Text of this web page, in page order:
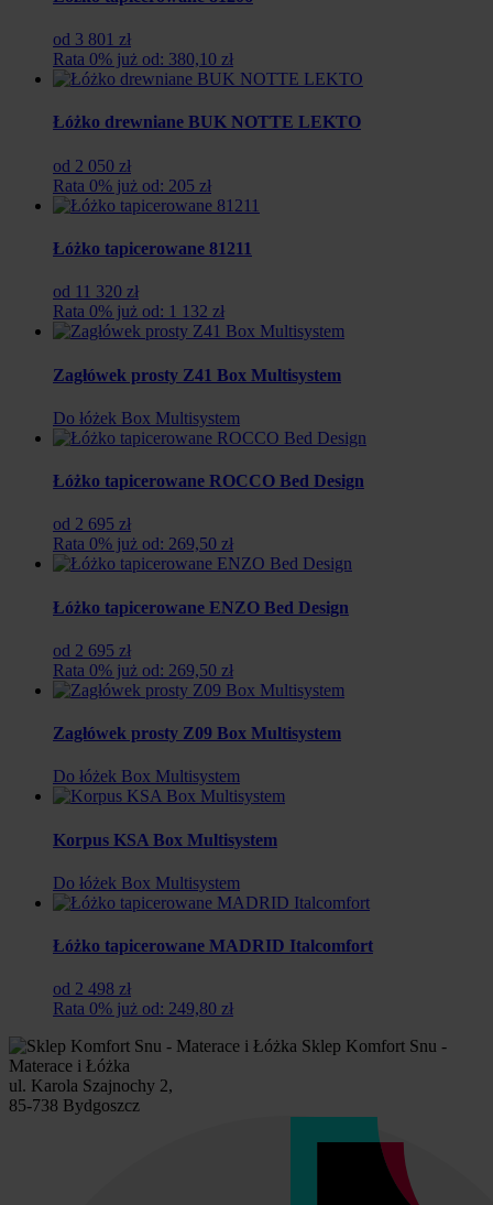
od 3 801 zł
Rata 0% już od: 380,10 zł
Łóżko drewniane BUK NOTTE LEKTO
od 2 050 zł
Rata 0% już od: 205 zł
Łóżko tapicerowane 81211
od 11 320 zł
Rata 0% już od: 1 132 zł
Zagłówek prosty Z41 Box Multisystem
Do łóżek Box Multisystem
Łóżko tapicerowane ROCCO Bed Design
od 2 695 zł
Rata 0% już od: 269,50 zł
Łóżko tapicerowane ENZO Bed Design
od 2 695 zł
Rata 0% już od: 269,50 zł
Zagłówek prosty Z09 Box Multisystem
Do łóżek Box Multisystem
Korpus KSA Box Multisystem
Do łóżek Box Multisystem
Łóżko tapicerowane MADRID Italcomfort
od 2 498 zł
Rata 0% już od: 249,80 zł
Sklep Komfort Snu -
Materace i Łóżka
ul. Karola Szajnochy 2,
85-738 Bydgoszcz